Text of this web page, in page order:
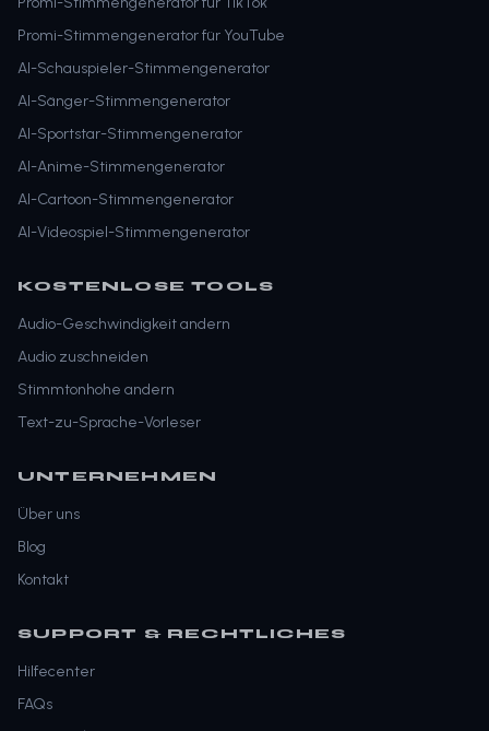
Promi-Stimmengenerator für YouTube
AI-Schauspieler-Stimmengenerator
AI-Sänger-Stimmengenerator
AI-Sportstar-Stimmengenerator
AI-Anime-Stimmengenerator
AI-Cartoon-Stimmengenerator
AI-Videospiel-Stimmengenerator
KOSTENLOSE TOOLS
Audio-Geschwindigkeit andern
Audio zuschneiden
Stimmtonhohe andern
Text-zu-Sprache-Vorleser
UNTERNEHMEN
Über uns
Blog
Kontakt
SUPPORT & RECHTLICHES
Hilfecenter
FAQs